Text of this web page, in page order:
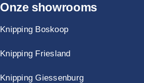
Onze showrooms
Knipping Boskoop
Knipping Friesland
Knipping Giessenburg